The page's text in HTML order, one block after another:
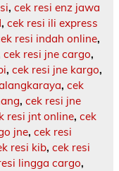
, cek resi enz jawa
, cek resi ili express
resi indah online,
cek resi jne cargo,
, cek resi jne kargo,
, cek
, cek resi jne
resi jnt online, cek
jne, cek resi
resi kib, cek resi
lingga cargo,